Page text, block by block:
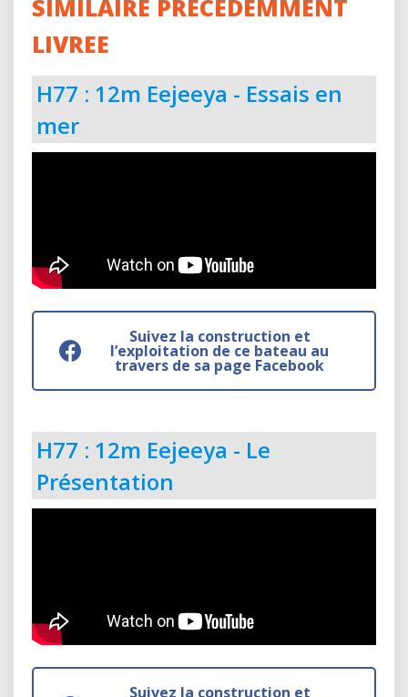
SIMILAIRE PRECEDEMMENT
LIVREE
H77 : 12m Eejeeya - Essais en
mer
Suivez la construction et
l’exploitation de ce bateau au
travers de sa page Facebook
H77 : 12m Eejeeya - Le
Présentation
Suivez la construction et